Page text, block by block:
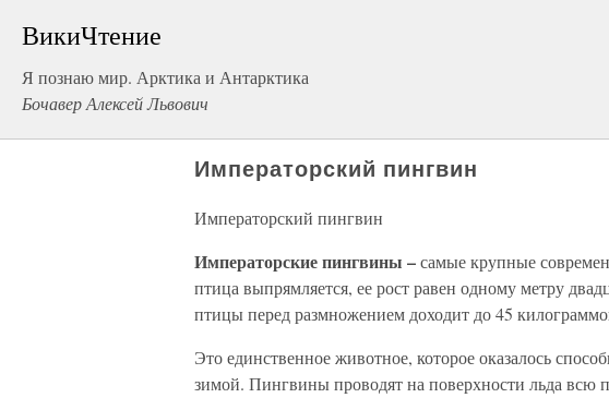
ВикиЧтение
Я познаю мир. Арктика и Антарктика
Бочавер Алексей Львович
Императорский пингвин
Императорский пингвин
Императорские пингвины –самые крупные
птица выпрямляется, ее рост равен одному метру
птицы перед размножением доходит до 45
Это единственное животное, которое оказалось
зимой. Пингвины проводят на поверхности льда всю